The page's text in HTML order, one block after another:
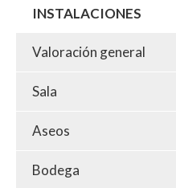
INSTALACIONES
Valoración general
Sala
Aseos
Bodega